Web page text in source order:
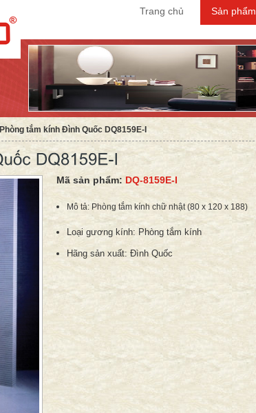
Trang chủ Sản phẩm
Phòng tắm kính Đình Quốc DQ8159E-I
Mã sản phẩm: DQ-8159E-I
Mô tả: Phòng tắm kính chữ nhật (80 x 120 x 188)
Loại gương kính: Phòng tắm kính
Hãng sản xuất: Đình Quốc